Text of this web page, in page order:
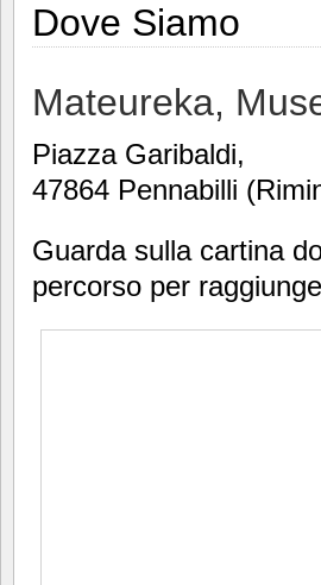
Dove Siamo
Mateureka,
Piazza Garibaldi,
47864 Pennabilli
Guarda sulla cartina
percorso per